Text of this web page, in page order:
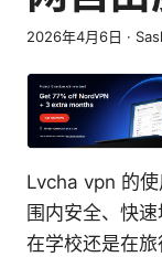
2026年4月6日 ·
Lvcha vpn 的
围内安全、快
在学校还是在